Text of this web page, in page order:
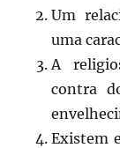
Um
uma
A
contra
Existem